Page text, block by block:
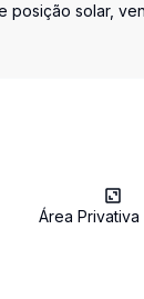
posição solar,
Área Privativa